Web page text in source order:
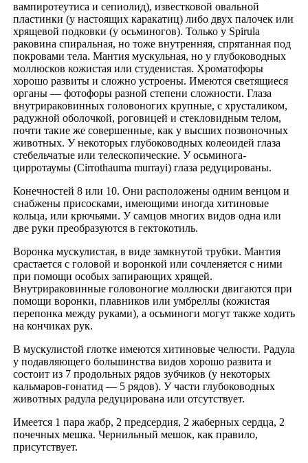
вампиротеутиса и сепиолид), известковой овальной
пластинки (у настоящих каракатиц) либо двух палочек или
хрящевой подковки (у осьминогов). Только у Spirula
раковина спиральная, но тоже внутренняя, спрятанная под
покровами тела. Мантия мускульная, но у глубоководных
моллюсков кожистая или студенистая. Хроматофоры
хорошо развиты и сложно устроены. Имеются светящиеся
органы — фотофоры разной степени сложности. Глаза
внутрираковинных головоногих крупные, с хрусталиком,
радужной оболочкой, роговицей и стекловидным телом,
почти такие же совершенные, как у высших позвоночных
животных. У некоторых глубоководных колеоидей глаза
стебельчатые или телескопические. У осьминога-
цирротаумы (Cirrothauma murrayi) глаза редуцированы.
Конечностей 8 или 10. Они расположены одним венцом и
снабжены присосками, имеющими иногда хитиновые
кольца, или крючьями. У самцов многих видов одна или
две руки преобразуются в гектокотиль.
Воронка мускулистая, в виде замкнутой трубки. Мантия
срастается с головой и воронкой или сочленяется с ними
при помощи особых запирающих хрящей.
Внутрираковинные головоногие моллюски двигаются при
помощи воронки, плавников или умбреллы (кожистая
перепонка между руками), а осьминоги могут также ходить
на кончиках рук.
В мускулистой глотке имеются хитиновые челюсти. Радула
у подавляющего большинства видов хорошо развита и
состоит из 7 продольных рядов зубчиков (у некоторых
кальмаров-гонатид — 5 рядов). У части глубоководных
животных радула редуцирована или отсутствует.
Имеется 1 пара жабр, 2 предсердия, 2 жаберных сердца, 2
почечных мешка. Чернильный мешок, как правило,
присутствует.